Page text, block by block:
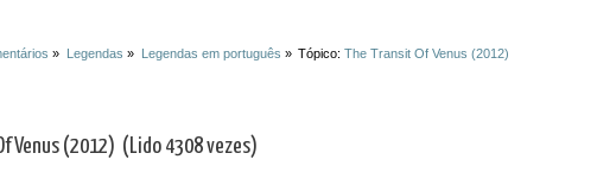
» Legendas » Legendas em português » Tópico:The Transit Of Venus (2012)
Venus (2012) (Lido 4308 vezes)